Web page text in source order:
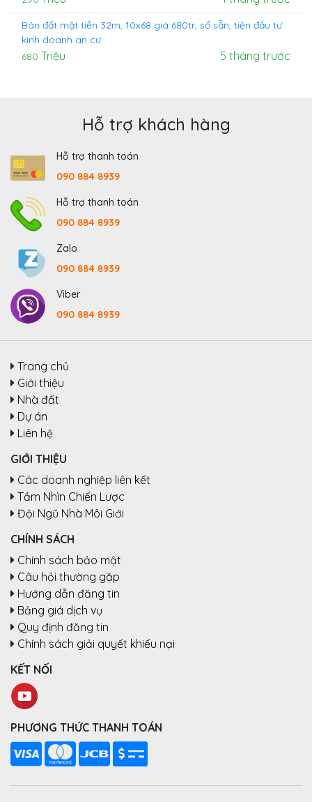
Bán đất mặt tiền 32m, 10x68 giá 680tr, sổ sẵn, tiện đầu tư
kinh doanh an cư
680 Triệu 5 tháng trước
Hỗ trợ khách hàng
Hỗ trợ thanh toán
090 884 8939
Hỗ trợ thanh toán
090 884 8939
Zalo
090 884 8939
Viber
090 884 8939
Trang chủ
Giới thiệu
Nhà đất
Dự án
Liên hệ
GIỚI THIỆU
Các doanh nghiệp liên kết
Tầm Nhìn Chiến Lược
Đội Ngũ Nhà Môi Giới
CHÍNH SÁCH
Chính sách bảo mật
Câu hỏi thường gặp
Hướng dẫn đăng tin
Bảng giá dịch vụ
Quy định đăng tin
Chính sách giải quyết khiếu nại
KẾT NỐI
PHƯƠNG THỨC THANH TOÁN